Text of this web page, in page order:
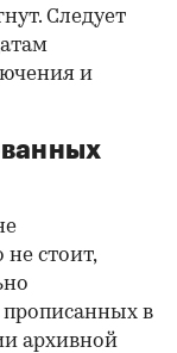
Следует
и
не стоит,
прописанных в
архивной